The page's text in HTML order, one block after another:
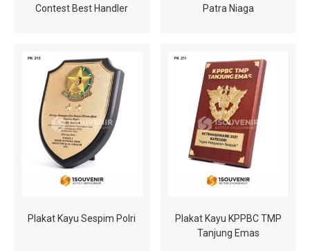
Contest Best Handler
Patra Niaga
Plakat Kayu Sespim Polri
Plakat Kayu KPPBC TMP
Tanjung Emas